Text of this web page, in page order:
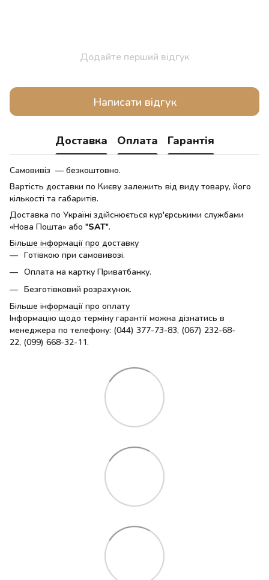
Додайте перший відгук
Написати відгук
Доставка Оплата Гарантія
Самовивіз — безкоштовно.
Вартість доставки по Києву залежить від виду товару, його
кількості та габаритів.
Доставка по Україні здійснюється кур'єрськими службами
«Нова Пошта» або "SAT".
Більше інформації про доставку
Готівкою при самовивозі.
Оплата на картку Приватбанку.
Безготівковий розрахунок.
Більше інформації про оплату
Інформацію щодо терміну гарантії можна дізнатись в
менеджера по телефону: (044) 377-73-83, (067) 232-68-
22, (099) 668-32-11.